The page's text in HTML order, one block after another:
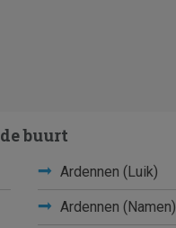
buurt
Ardennen (Luik)
Ardennen (Namen)